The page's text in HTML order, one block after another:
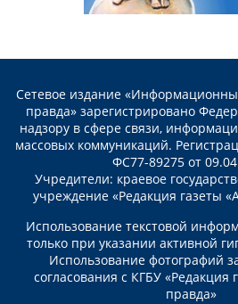
Сетевое издание
правда» зарегистрировано
надзору в сфере связи,
массовых коммуникаций.
ФС77-89275 от
Учредители: краевое
учреждение «Редакция газеты
Использование текстовой
только при указании активной
Использование фотографий
согласования с КГБУ «Редакция
правда»